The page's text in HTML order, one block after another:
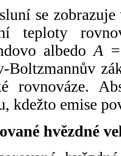
se
teploty
albedoA
Boltzmannův
rovnováze.
kdežto emise
hvězdné